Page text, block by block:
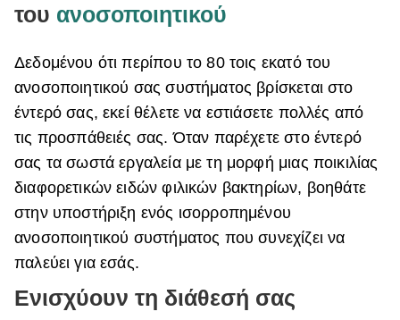
του ανοσοποιητικού
Δεδομένου ότι περίπου το 80 τοις εκατό του
ανοσοποιητικού σας συστήματος βρίσκεται στο
έντερό σας, εκεί θέλετε να εστιάσετε πολλές από
τις προσπάθειές σας. Όταν παρέχετε στο έντερό
σας τα σωστά εργαλεία με τη μορφή μιας ποικιλίας
διαφορετικών ειδών φιλικών βακτηρίων, βοηθάτε
στην υποστήριξη ενός ισορροπημένου
ανοσοποιητικού συστήματος που συνεχίζει να
παλεύει για εσάς.
Ενισχύουν τη διάθεσή σας